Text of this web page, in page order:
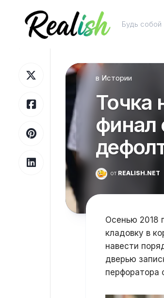
содержанию
Будь собой
в Истории
Точка
финал
от REALISH.NET
Осенью 2018
кладовку в
навести
дверью
перфоратора